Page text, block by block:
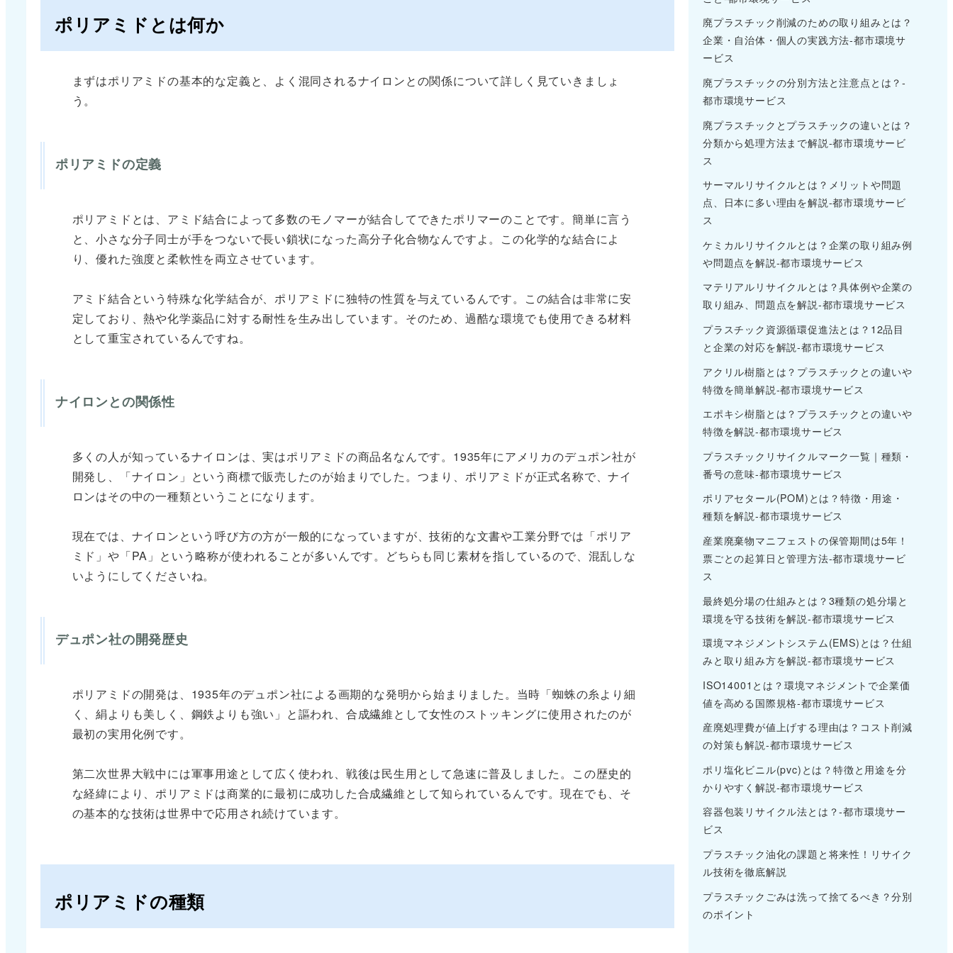
ポリアミドとは何か
まずはポリアミドの基本的な定義と、よく混同されるナイロンとの関係について詳しく見ていきましょ
う。
ポリアミドの定義
ポリアミドとは、アミド結合によって多数のモノマーが結合してできたポリマーのことです。簡単に言う
と、小さな分子同士が手をつないで長い鎖状になった高分子化合物なんですよ。この化学的な結合によ
り、優れた強度と柔軟性を両立させています。
アミド結合という特殊な化学結合が、ポリアミドに独特の性質を与えているんです。この結合は非常に安
定しており、熱や化学薬品に対する耐性を生み出しています。そのため、過酷な環境でも使用できる材料
として重宝されているんですね。
ナイロンとの関係性
多くの人が知っているナイロンは、実はポリアミドの商品名なんです。1935年にアメリカのデュポン社が
開発し、「ナイロン」という商標で販売したのが始まりでした。つまり、ポリアミドが正式名称で、ナイ
ロンはその中の一種類ということになります。
現在では、ナイロンという呼び方の方が一般的になっていますが、技術的な文書や工業分野では「ポリア
ミド」や「PA」という略称が使われることが多いんです。どちらも同じ素材を指しているので、混乱しな
いようにしてくださいね。
デュポン社の開発歴史
ポリアミドの開発は、1935年のデュポン社による画期的な発明から始まりました。当時「蜘蛛の糸より細
く、絹よりも美しく、鋼鉄よりも強い」と謳われ、合成繊維として女性のストッキングに使用されたのが
最初の実用化例です。
第二次世界大戦中には軍事用途として広く使われ、戦後は民生用として急速に普及しました。この歴史的
な経緯により、ポリアミドは商業的に最初に成功した合成繊維として知られているんです。現在でも、そ
の基本的な技術は世界中で応用され続けています。
ポリアミドの種類
廃プラスチック削減のための取り組みとは？
企業・自治体・個人の実践方法-都市環境サ
ービス
廃プラスチックの分別方法と注意点とは？-
都市環境サービス
廃プラスチックとプラスチックの違いとは？
分類から処理方法まで解説-都市環境サービ
ス
サーマルリサイクルとは？メリットや問題
点、日本に多い理由を解説-都市環境サービ
ス
ケミカルリサイクルとは？企業の取り組み例
や問題点を解説-都市環境サービス
マテリアルリサイクルとは？具体例や企業の
取り組み、問題点を解説-都市環境サービス
プラスチック資源循環促進法とは？12品目
と企業の対応を解説-都市環境サービス
アクリル樹脂とは？プラスチックとの違いや
特徴を簡単解説-都市環境サービス
エポキシ樹脂とは？プラスチックとの違いや
特徴を解説-都市環境サービス
プラスチックリサイクルマーク一覧｜種類・
番号の意味-都市環境サービス
ポリアセタール(POM)とは？特徴・用途・
種類を解説-都市環境サービス
産業廃棄物マニフェストの保管期間は5年！
票ごとの起算日と管理方法-都市環境サービ
ス
最終処分場の仕組みとは？3種類の処分場と
環境を守る技術を解説-都市環境サービス
環境マネジメントシステム(EMS)とは？仕組
みと取り組み方を解説-都市環境サービス
ISO14001とは？環境マネジメントで企業価
値を高める国際規格-都市環境サービス
産廃処理費が値上げする理由は？コスト削減
の対策も解説-都市環境サービス
ポリ塩化ビニル(pvc)とは？特徴と用途を分
かりやすく解説-都市環境サービス
容器包装リサイクル法とは？-都市環境サー
ビス
プラスチック油化の課題と将来性！リサイク
ル技術を徹底解説
プラスチックごみは洗って捨てるべき？分別
のポイント